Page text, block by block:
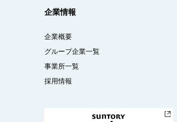
企業情報
企業概要
グループ企業一覧
事業所一覧
採用情報